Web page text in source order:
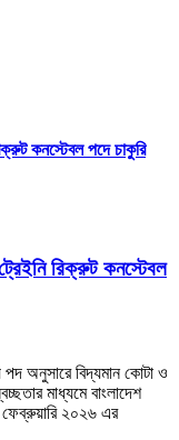
কনস্টেবল পদে চাকুরি
রিক্রুট কনস্টেবল
অনুসারে বিদ্যমান কোটা ও
মাধ্যমে বাংলাদেশ
ফেব্রুয়ারি ২০২৬ এর